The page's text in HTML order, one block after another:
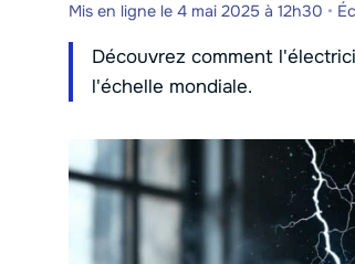
Mis en ligne le 4 mai 2025 à 12h30 •
Découvrez comment
l'échelle mondiale.